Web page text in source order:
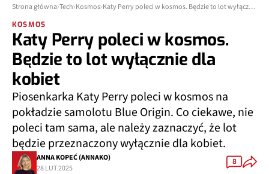
Strona główna Tech Kosmos Katy Perry poleci w kosmos. Będzie to lot wyłącznie dla kobiet
KOSMOS
Katy Perry poleci w kosmos.
Będzie to lot wyłącznie dla
kobiet
Piosenkarka Katy Perry poleci w kosmos na
pokładzie samolotu Blue Origin. Co ciekawe, nie
poleci tam sama, ale należy zaznaczyć, że lot
będzie przeznaczony wyłącznie dla kobiet.
ANNA KOPEĆ (ANNAKO)
28 LUT 2025
8